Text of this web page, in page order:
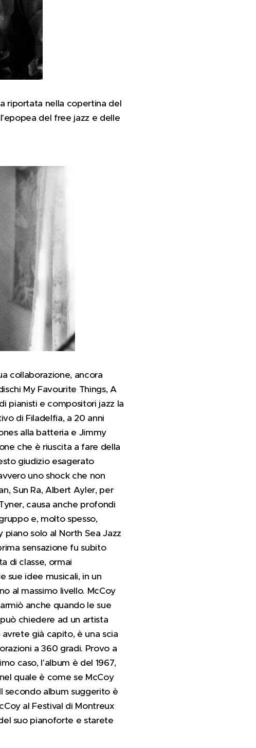
riportata nella copertina del
del free jazz e delle
collaborazione, ancora
My Favourite Things, A
pianisti e compositori jazz la
di Filadelfia, a 20 anni
alla batteria e Jimmy
che è riuscita a fare della
giudizio esagerato
uno shock che non
Sun Ra, Albert Ayler, per
causa anche profondi
e, molto spesso,
solo al North Sea Jazz
sensazione fu subito
di classe, ormai
sue idee musicali, in un
al massimo livello. McCoy
anche quando le sue
chiedere ad un artista
già capito, è una scia
a 360 gradi. Provo a
caso, l'album è del 1967,
quale è come se McCoy
secondo album suggerito è
al Festival di Montreux
suo pianoforte e starete